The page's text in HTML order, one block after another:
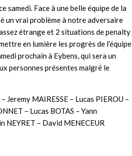
samedi. Face à une belle équipe de la
un vrai problème à notre adversaire
étrange et 2 situations de penalty
en lumière les progrès de l’équipe
prochain à Eybens, qui sera un
personnes présentes malgré le
Jeremy MAIRESSE – Lucas PIEROU –
– Lucas BOTAS – Yann
NEYRET – David MENECEUR